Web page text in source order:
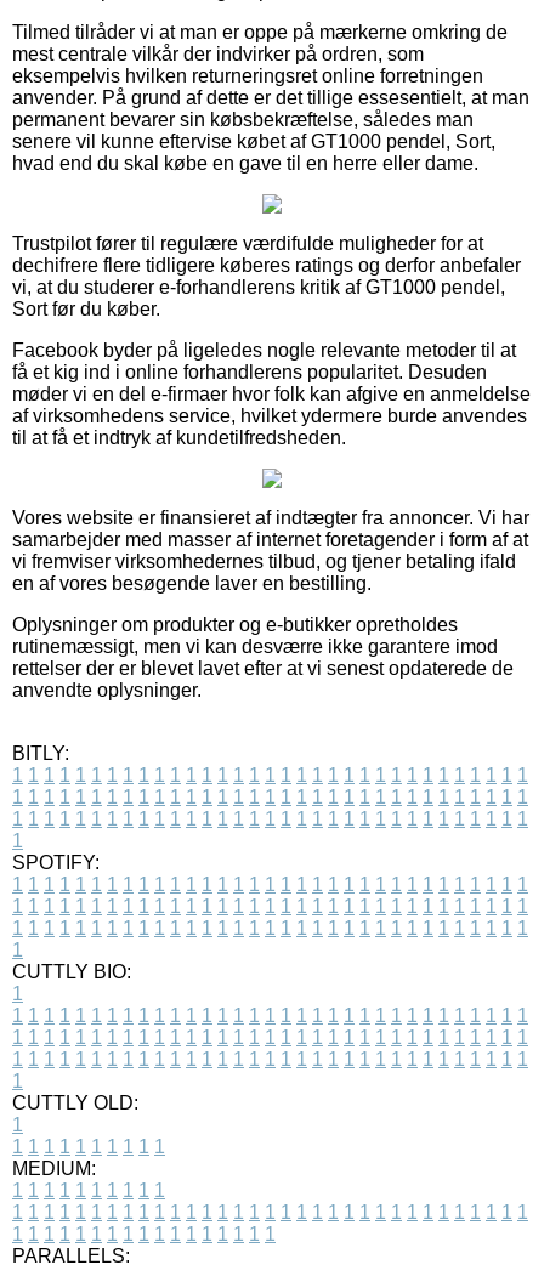
Tilmed tilråder vi at man er oppe på mærkerne omkring de
mest centrale vilkår der indvirker på ordren, som
eksempelvis hvilken returneringsret online forretningen
anvender. På grund af dette er det tillige essesentielt, at man
permanent bevarer sin købsbekræftelse, således man
senere vil kunne eftervise købet af GT1000 pendel, Sort,
hvad end du skal købe en gave til en herre eller dame.
Trustpilot fører til regulære værdifulde muligheder for at
dechifrere flere tidligere køberes ratings og derfor anbefaler
vi, at du studerer e-forhandlerens kritik af GT1000 pendel,
Sort før du køber.
Facebook byder på ligeledes nogle relevante metoder til at
få et kig ind i online forhandlerens popularitet. Desuden
møder vi en del e-firmaer hvor folk kan afgive en anmeldelse
af virksomhedens service, hvilket ydermere burde anvendes
til at få et indtryk af kundetilfredsheden.
Vores website er finansieret af indtægter fra annoncer. Vi har
samarbejder med masser af internet foretagender i form af at
vi fremviser virksomhedernes tilbud, og tjener betaling ifald
en af vores besøgende laver en bestilling.
Oplysninger om produkter og e-butikker opretholdes
rutinemæssigt, men vi kan desværre ikke garantere imod
rettelser der er blevet lavet efter at vi senest opdaterede de
anvendte oplysninger.
BITLY:
1 1 1 1 1 1 1 1 1 1 1 1 1 1 1 1 1 1 1 1 1 1 1 1 1 1 1 1 1 1 1 1 1
1 1 1 1 1 1 1 1 1 1 1 1 1 1 1 1 1 1 1 1 1 1 1 1 1 1 1 1 1 1 1 1 1
1 1 1 1 1 1 1 1 1 1 1 1 1 1 1 1 1 1 1 1 1 1 1 1 1 1 1 1 1 1 1 1 1
1
SPOTIFY:
1 1 1 1 1 1 1 1 1 1 1 1 1 1 1 1 1 1 1 1 1 1 1 1 1 1 1 1 1 1 1 1 1
1 1 1 1 1 1 1 1 1 1 1 1 1 1 1 1 1 1 1 1 1 1 1 1 1 1 1 1 1 1 1 1 1
1 1 1 1 1 1 1 1 1 1 1 1 1 1 1 1 1 1 1 1 1 1 1 1 1 1 1 1 1 1 1 1 1
1
CUTTLY BIO:
1
1 1 1 1 1 1 1 1 1 1 1 1 1 1 1 1 1 1 1 1 1 1 1 1 1 1 1 1 1 1 1 1 1
1 1 1 1 1 1 1 1 1 1 1 1 1 1 1 1 1 1 1 1 1 1 1 1 1 1 1 1 1 1 1 1 1
1 1 1 1 1 1 1 1 1 1 1 1 1 1 1 1 1 1 1 1 1 1 1 1 1 1 1 1 1 1 1 1 1
1
CUTTLY OLD:
1
1 1 1 1 1 1 1 1 1 1
MEDIUM:
1 1 1 1 1 1 1 1 1 1
1 1 1 1 1 1 1 1 1 1 1 1 1 1 1 1 1 1 1 1 1 1 1 1 1 1 1 1 1 1 1 1 1
1 1 1 1 1 1 1 1 1 1 1 1 1 1 1 1 1
PARALLELS: